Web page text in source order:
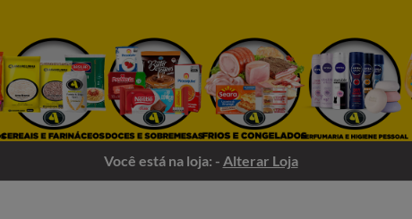
Você está na loja: - Alterar Loja